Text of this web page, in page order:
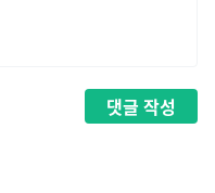
댓글 작성